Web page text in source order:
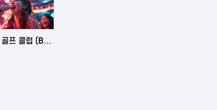
06-03 14:58
프 클럽 (Ba